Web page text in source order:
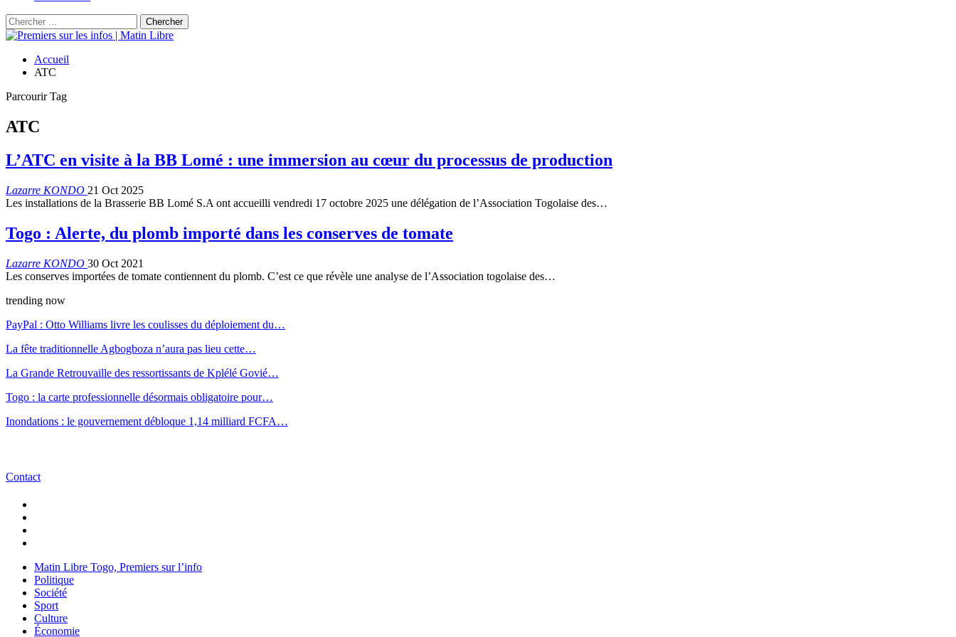
Accueil
ATC
Parcourir Tag
ATC
L’ATC en visite à la BB Lomé : une immersion au cœur du processus de production
Lazarre KONDO 21 Oct 2025
Les installations de la Brasserie BB Lomé S.A ont accueilli vendredi 17 octobre 2025 une délégation de l’Association Togolaise des…
Togo : Alerte, du plomb importé dans les conserves de tomate
Lazarre KONDO 30 Oct 2021
Les conserves importées de tomate contiennent du plomb. C’est ce que révèle une analyse de l’Association togolaise des…
trending now
PayPal : Otto Williams livre les coulisses du déploiement du…
La fête traditionnelle Agbogboza n’aura pas lieu cette…
La Grande Retrouvaille des ressortissants de Kplélé Govié…
Togo : la carte professionnelle désormais obligatoire pour…
Inondations : le gouvernement débloque 1,14 milliard FCFA…
Contact
Matin Libre Togo, Premiers sur l’info
Politique
Société
Sport
Culture
Économie